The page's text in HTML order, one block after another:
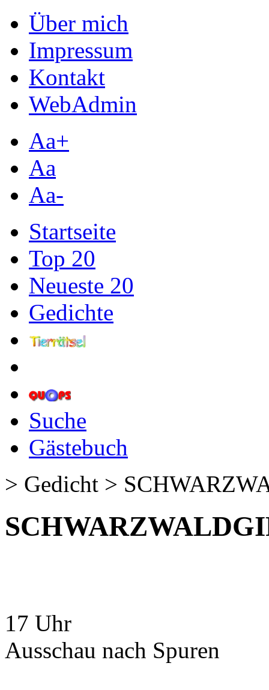
Über mich
Impressum
Kontakt
WebAdmin
Aa+
Aa
Aa-
Startseite
Top 20
Neueste 20
Gedichte
Suche
Gästebuch
> Gedicht >
17 Uhr
Ausschau nach Spuren